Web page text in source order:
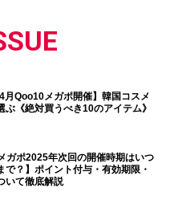
4月Qoo10メガポ開催】韓国コスメ
ぶ《絶対買うべき10のアイテム》
ガポ2025年次回の開催時期はいつ
で？】ポイント付与・有効期限・
いて徹底解説